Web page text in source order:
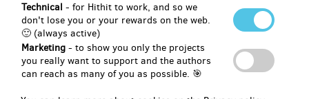
Technical - for Hithit to work, and so we
don't lose you or your rewards on the web.
🙂 (always active)
Marketing - to show you only the projects
you really want to support and the authors
can reach as many of you as possible. 🎯
Do zkušebny kapely IDIO&IDIO - abych tam nebyla jediná ženská
:)
Václav Zukal
Amount Contributed
EUR 26.66